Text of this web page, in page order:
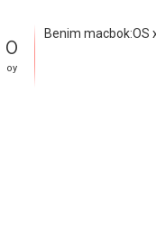
0
oy
Benim macbok:OS